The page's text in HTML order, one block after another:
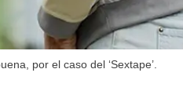
por el caso del ‘Sextape’.